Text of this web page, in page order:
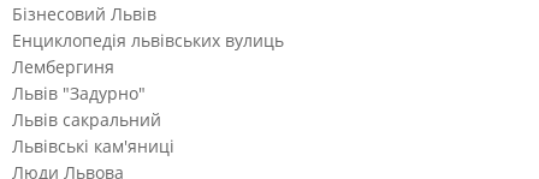
Бізнесовий Львів
Енциклопедія львівських вулиць
Лембергиня
Львів "Задурно"
Львів сакральний
Львівські кам'яниці
Люди Львова